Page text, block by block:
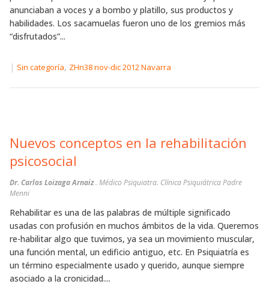
anunciaban a voces y a bombo y platillo, sus productos y
habilidades. Los sacamuelas fueron uno de los gremios más
“disfrutados”...
| Sin categoría, ZHn38 nov-dic 2012 Navarra
Nuevos conceptos en la rehabilitación
psicosocial
Dr. Carlos Loizaga Arnaiz. Médico Psiquiatra. Clínica Psiquiátrica Padre
Menni
Rehabilitar es una de las palabras de múltiple significado
usadas con profusión en muchos ámbitos de la vida. Queremos
re-habilitar algo que tuvimos, ya sea un movimiento muscular,
una función mental, un edificio antiguo, etc. En Psiquiatría es
un término especialmente usado y querido, aunque siempre
asociado a la cronicidad....